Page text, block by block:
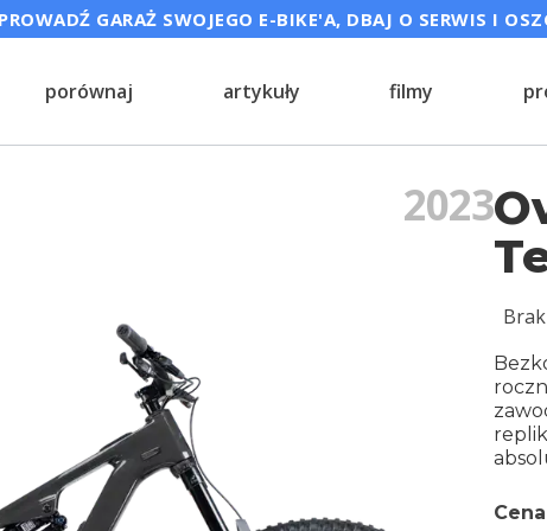
GARAŻ SWOJEGO E-BIKE'A, DBAJ O SERWIS I
porównaj artykuły filmy
2023